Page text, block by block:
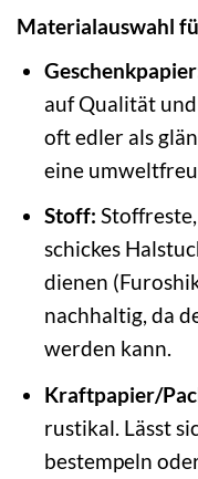
Materialauswahl
auf Qualität
oft edler als
eine
Stoff:
schickes
dienen
nachhaltig, da
werden kann.
Kraftpapier/
rustikal. Lässt
bestempeln